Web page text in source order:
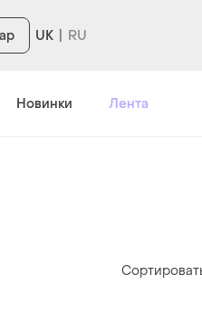
UK
Новинки Лента